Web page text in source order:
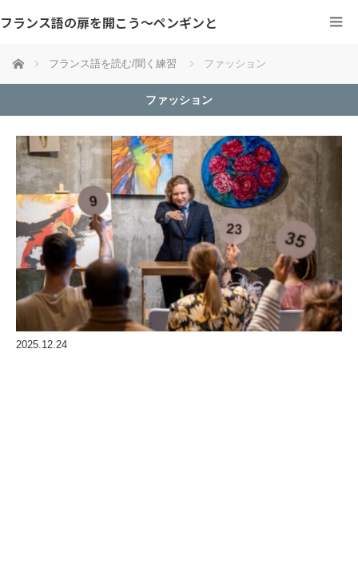
フランス語の扉を開こう～ペンギンと
ホーム フランス語を読む/聞く練習 ファッション
ファッション
2025.12.24